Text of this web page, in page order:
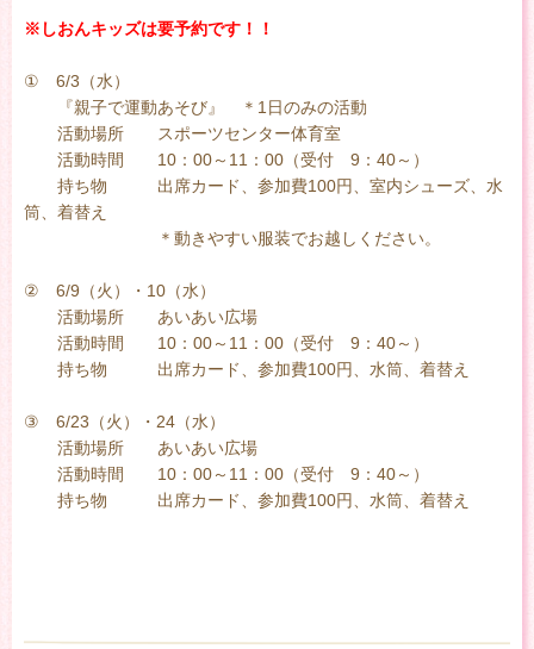
※しおんキッズは要予約です！！
① 6/3（水）
『親子で運動あそび』 ＊1日のみの活動
活動場所 スポーツセンター体育室
活動時間 10：00～11：00（受付 9：40～）
持ち物 出席カード、参加費100円、室内シューズ、水
筒、着替え
＊動きやすい服装でお越しください。
② 6/9（火）・10（水）
活動場所 あいあい広場
活動時間 10：00～11：00（受付 9：40～）
持ち物 出席カード、参加費100円、水筒、着替え
③ 6/23（火）・24（水）
活動場所 あいあい広場
活動時間 10：00～11：00（受付 9：40～）
持ち物 出席カード、参加費100円、水筒、着替え